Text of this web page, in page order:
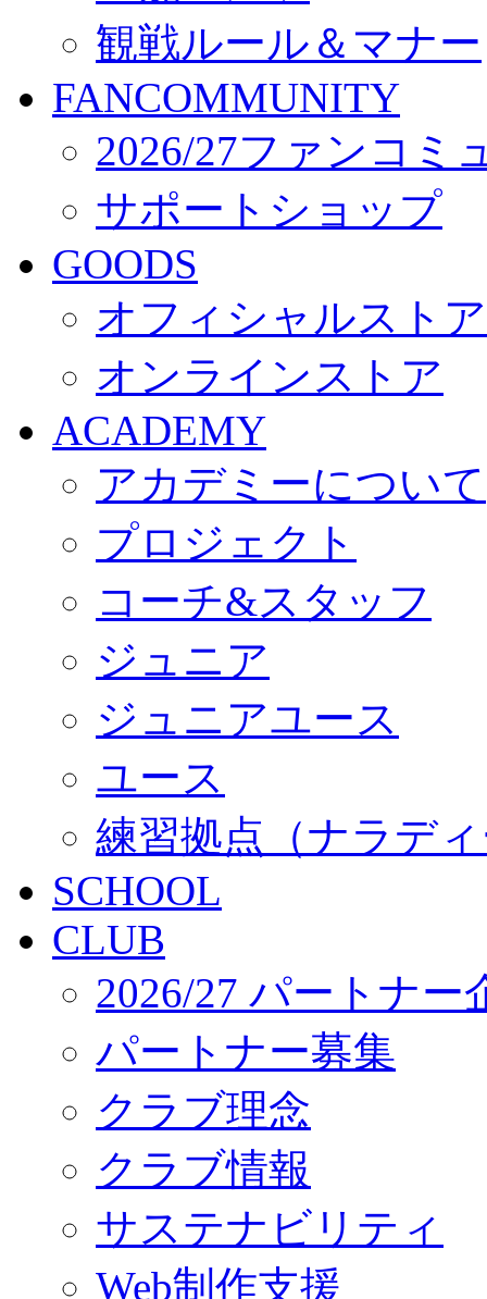
観戦ルール＆マナー
FANCOMMUNITY
2026/27ファンコミ
サポートショップ
GOODS
オフィシャルスト
オンラインストア
ACADEMY
アカデミーについて
プロジェクト
コーチ&スタッフ
ジュニア
ジュニアユース
ユース
練習拠点（ナラデ
SCHOOL
CLUB
2026/27 パートナー
パートナー募集
クラブ理念
クラブ情報
サステナビリティ
Web制作支援